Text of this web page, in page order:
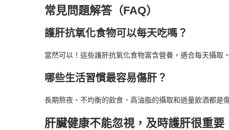
常見問題解答（FAQ）
護肝抗氧化食物可以每天吃嗎？
當然可以！這些護肝抗氧化食物富含營養，適合每天攝取
哪些生活習慣最容易傷肝？
長期熬夜、不均衡的飲食、高油脂的攝取和過量飲酒都是
肝臟健康不能忽視，及時護肝很重要